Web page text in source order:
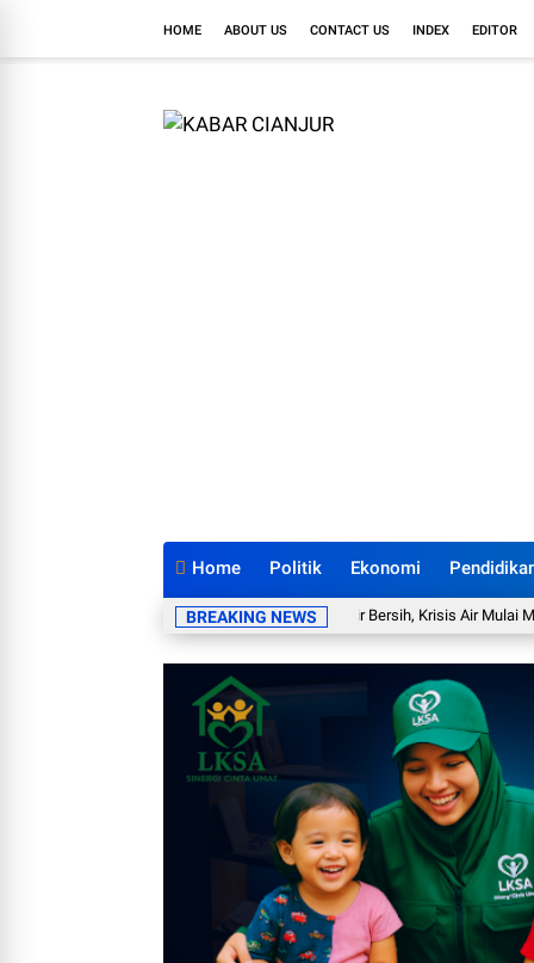
HOME ABOUT US CONTACT US INDEX EDITOR
Home Politik Ekonomi
BREAKING NEWS
PMI Cianjur Intensif Salurkan Air Bersih, Krisis Air Mulai Meluas